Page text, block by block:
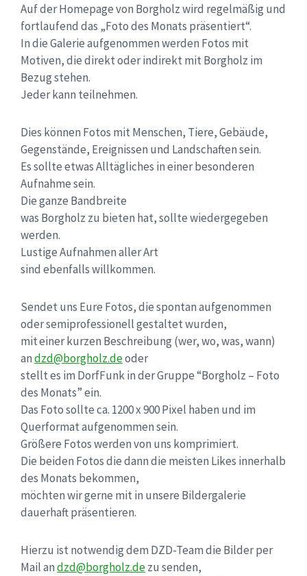
Auf der Homepage von Borgholz wird regelmäßig und
fortlaufend das „Foto des Monats präsentiert“.
In die Galerie aufgenommen werden Fotos mit
Motiven, die direkt oder indirekt mit Borgholz im
Bezug stehen.
Jeder kann teilnehmen.
Dies können Fotos mit Menschen, Tiere, Gebäude,
Gegenstände, Ereignissen und Landschaften sein.
Es sollte etwas Alltägliches in einer besonderen
Aufnahme sein.
Die ganze Bandbreite
was Borgholz zu bieten hat, sollte wiedergegeben
werden.
Lustige Aufnahmen aller Art
sind ebenfalls willkommen.
Sendet uns Eure Fotos, die spontan aufgenommen
oder semiprofessionell gestaltet wurden,
mit einer kurzen Beschreibung (wer, wo, was, wann)
andzd@borgholz.deoder
stellt es im DorfFunkin der Gruppe “Borgholz – Foto
des Monats”ein.
Das Foto sollte ca. 1200 x 900 Pixel haben und im
Querformat aufgenommen sein.
Größere Fotos werden von uns komprimiert.
Die beiden Fotos die dann die meisten Likes innerhalb
des Monats bekommen,
möchten wir gerne mit in unsere Bildergalerie
dauerhaft präsentieren.
Hierzu ist notwendig dem DZD-Team die Bilder per
Mail andzd@borgholz.dezu senden,